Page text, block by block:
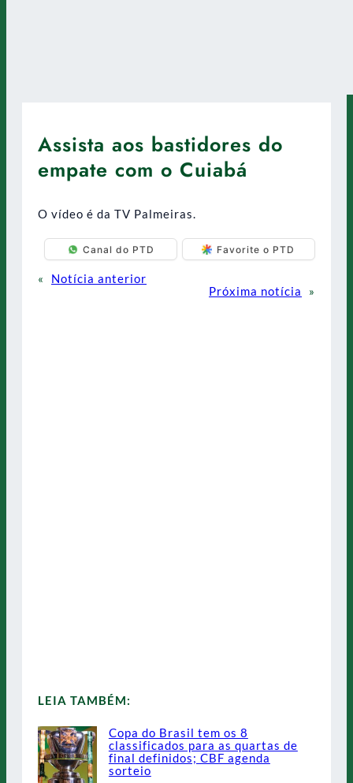
Assista aos bastidores do
empate com o Cuiabá
O vídeo é da TV Palmeiras.
Canal do PTD Favorite o PTD
«
Notícia anterior
Próxima notícia
»
LEIA TAMBÉM:
Copa do Brasil tem os 8
classificados para as quartas de
final definidos; CBF agenda
sorteio